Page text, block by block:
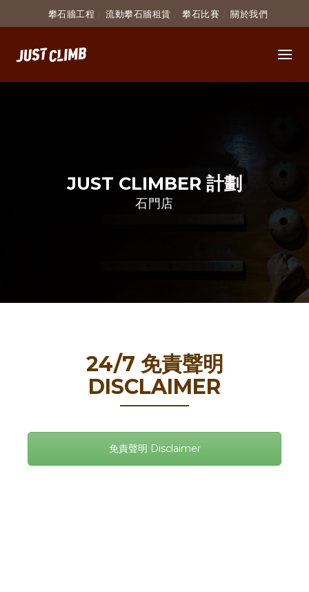
攀石牆工程 流動攀石牆租賃 攀石比賽 關於我們
JUST CLIMBER 計劃
石門店
24/7 免責聲明
DISCLAIMER
免責聲明 Disclaimer